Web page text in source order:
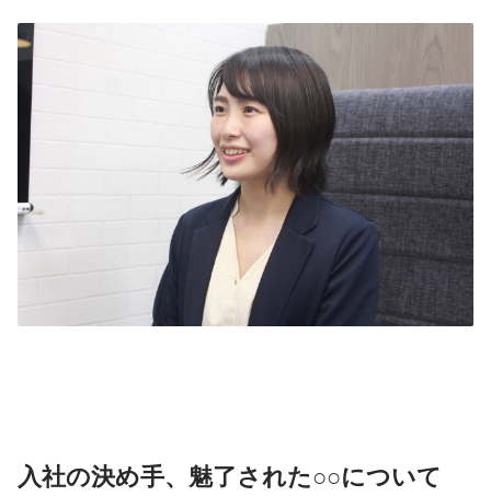
入社の決め手、魅了された○○について